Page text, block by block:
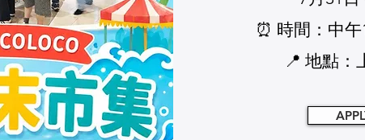
⏰ 時間：中
📍 地點：